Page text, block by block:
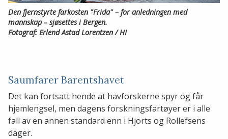
Den fjernstyrte farkosten "Frida" – for anledningen med
mannskap – sjøsettes i Bergen.
Fotograf: Erlend Astad Lorentzen / HI
Saumfarer Barentshavet
Det kan fortsatt hende at havforskerne spyr og får
hjemlengsel, men dagens forskningsfartøyer er i alle
fall av en annen standard enn i Hjorts og Rollefsens
dager.